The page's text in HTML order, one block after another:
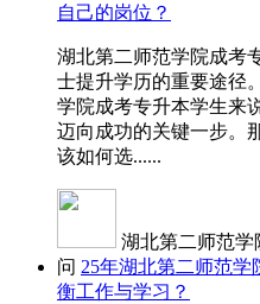
自己的岗位？
湖北第二师范学院成考
士提升学历的重要途径
学院成考专升本学生来
迈向成功的关键一步。
该如何选......
湖北第二师范学
问 25年湖北第二师范
衡工作与学习？